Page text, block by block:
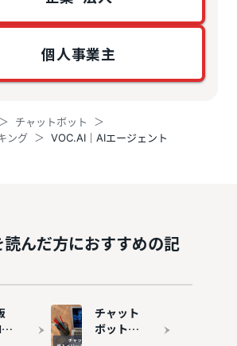
個人事業主
チャットボット
ング
VOC.AI｜AIエージェント
読んだ方におすすめの記
チャット
ボットと